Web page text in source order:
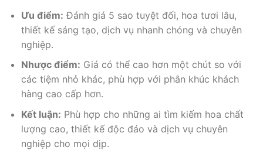
Ưu điểm: Đánh giá 5 sao tuyệt đối, hoa tươi lâu,
thiết kế sáng tạo, dịch vụ nhanh chóng và chuyên
nghiệp.
Nhược điểm: Giá có thể cao hơn một chút so với
các tiệm nhỏ khác, phù hợp với phân khúc khách
hàng cao cấp hơn.
Kết luận: Phù hợp cho những ai tìm kiếm hoa chất
lượng cao, thiết kế độc đáo và dịch vụ chuyên
nghiệp cho mọi dịp.